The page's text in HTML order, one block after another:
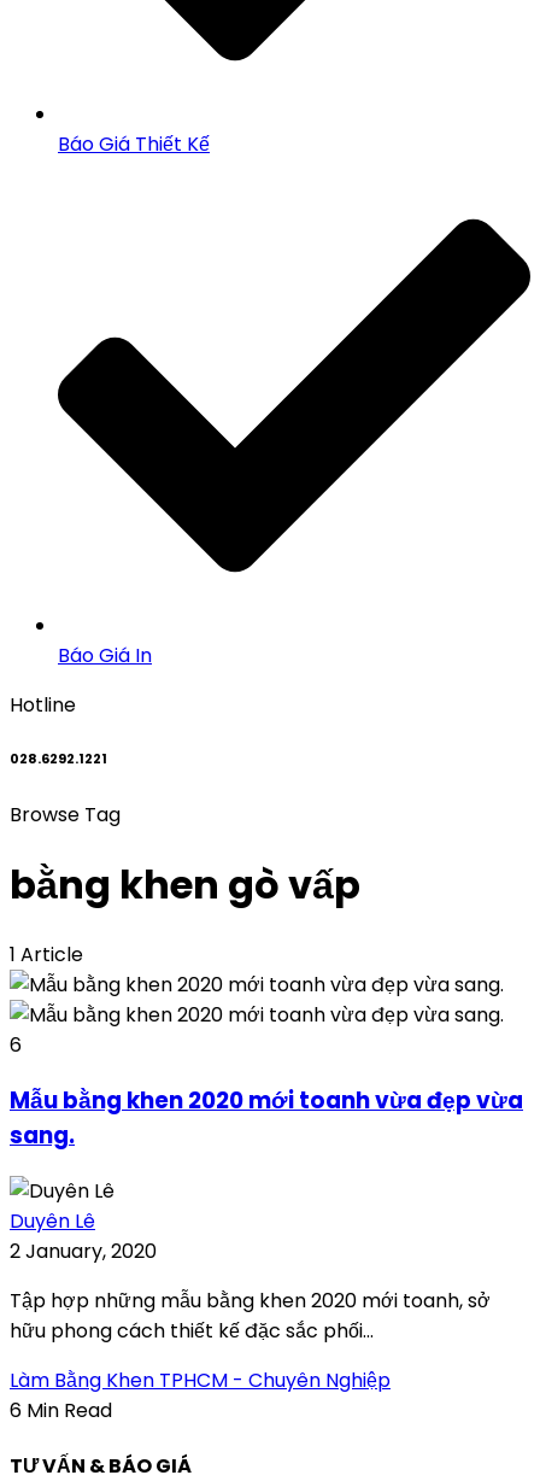
Báo Giá Thiết Kế
Báo Giá In
Hotline
028.6292.1221
Browse Tag
bằng khen gò vấp
1 Article
6
Mẫu bằng khen 2020 mới toanh vừa đẹp vừa
sang.
Duyên Lê
2 January, 2020
Tập hợp những mẫu bằng khen 2020 mới toanh, sở
hữu phong cách thiết kế đặc sắc phối...
Làm Bằng Khen TPHCM - Chuyên Nghiệp
6 Min Read
TƯ VẤN & BÁO GIÁ